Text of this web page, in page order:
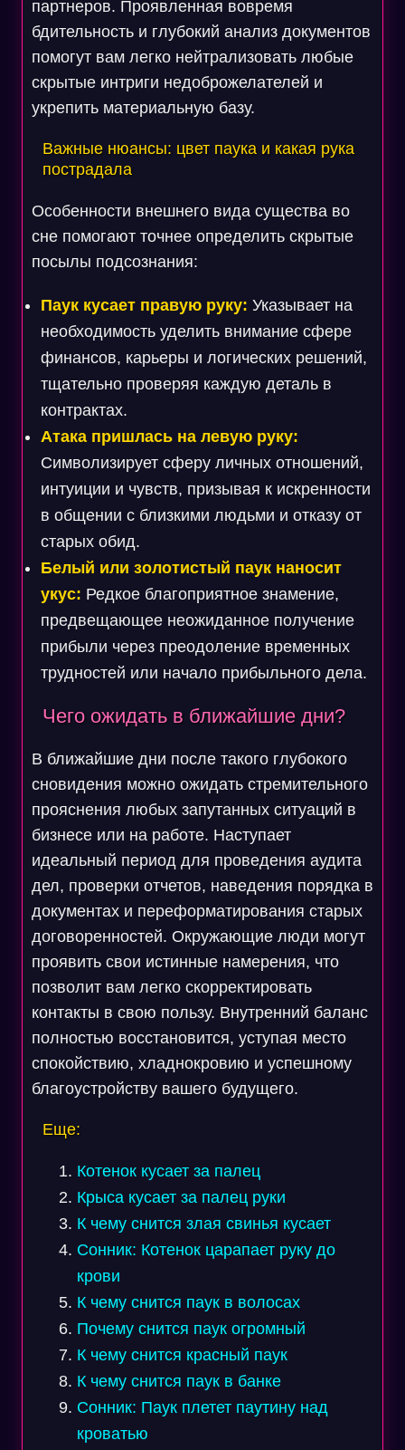
партнеров. Проявленная вовремя
бдительность и глубокий анализ документов
помогут вам легко нейтрализовать любые
скрытые интриги недоброжелателей и
укрепить материальную базу.
Важные нюансы: цвет паука и какая рука
пострадала
Особенности внешнего вида существа во
сне помогают точнее определить скрытые
посылы подсознания:
Паук кусает правую руку: Указывает на
необходимость уделить внимание сфере
финансов, карьеры и логических решений,
тщательно проверяя каждую деталь в
контрактах.
Атака пришлась на левую руку:
Символизирует сферу личных отношений,
интуиции и чувств, призывая к искренности
в общении с близкими людьми и отказу от
старых обид.
Белый или золотистый паук наносит
укус: Редкое благоприятное знамение,
предвещающее неожиданное получение
прибыли через преодоление временных
трудностей или начало прибыльного дела.
Чего ожидать в ближайшие дни?
В ближайшие дни после такого глубокого
сновидения можно ожидать стремительного
прояснения любых запутанных ситуаций в
бизнесе или на работе. Наступает
идеальный период для проведения аудита
дел, проверки отчетов, наведения порядка в
документах и переформатирования старых
договоренностей. Окружающие люди могут
проявить свои истинные намерения, что
позволит вам легко скорректировать
контакты в свою пользу. Внутренний баланс
полностью восстановится, уступая место
спокойствию, хладнокровию и успешному
благоустройству вашего будущего.
Еще:
Котенок кусает за палец
Крыса кусает за палец руки
К чему снится злая свинья кусает
Сонник: Котенок царапает руку до
крови
К чему снится паук в волосах
Почему снится паук огромный
К чему снится красный паук
К чему снится паук в банке
Сонник: Паук плетет паутину над
кроватью